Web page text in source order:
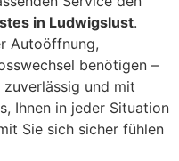
in Ludwigslust.
Autoöffnung,
benötigen –
und mit
Ihnen in jeder Situation
Sie sich sicher fühlen